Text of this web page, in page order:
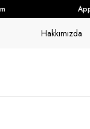
Hakkımızda